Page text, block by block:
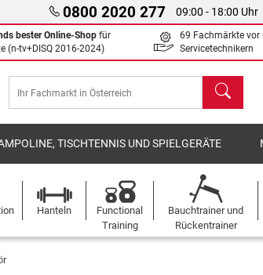
0800 2020 277 09:00 - 18:00 Uhr
bester Online-Shop für
(n-tv+DISQ 2016-2024)
69 Fachmärkte vor
Servicetechnikern
Suchen
TISCHTENNIS UND SPIELGERÄTE
Hanteln
Functional
Training
Bauchtrainer und
Rückentrainer